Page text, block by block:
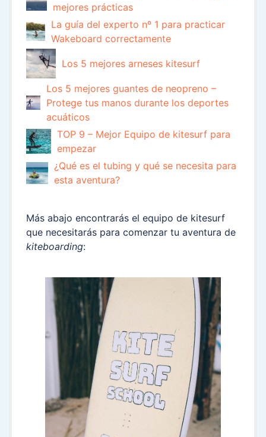
mejores prácticas
La guía del experto nº 1 para practicar
Wakeboard correctamente
Los 5 mejores arneses kitesurf
Los 5 mejores guantes de neopreno –
Protege tus manos durante los deportes
acuáticos
TOP 9 – Mejor Equipo de kitesurf para
empezar
¿Qué es el tubing y qué se necesita para
esta aventura?
Más abajo encontrarás el equipo de kitesurf
que necesitarás para comenzar tu aventura de
kiteboarding: